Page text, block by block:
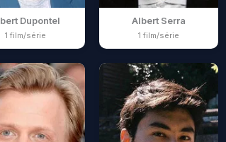
Dupontel
1 film/série
Albert Serra
1 film/série